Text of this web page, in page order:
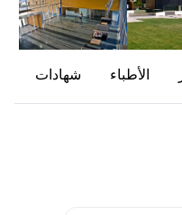
الأطباء شهادات